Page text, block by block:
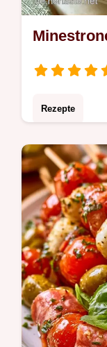
Rezepte
italienische
Sie alles in
45 Minuten